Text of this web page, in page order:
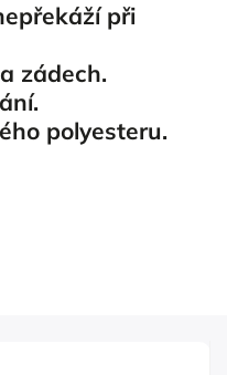
při
zádech.
polyesteru.